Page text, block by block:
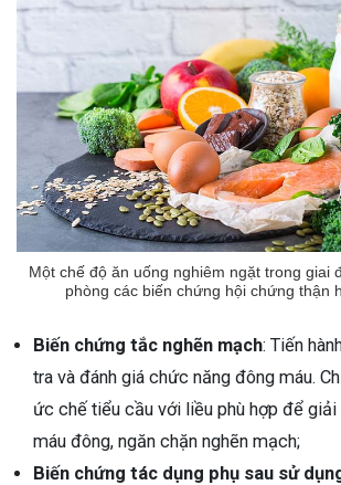
Một chế độ ăn uống nghiêm ngặt trong giai
phòng các biến chứng hội chứng thận
Biến chứng tắc nghẽn mạch: Tiến
tra và đánh giá chức năng đông máu.
ức chế tiểu cầu với liều phù hợp để
máu đông, ngăn chặn nghẽn mạch;
Biến chứng tác dụng phụ sau sử